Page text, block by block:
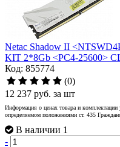
Netac Shadow II
KIT 2*8Gb <PC4-25600>
Код: 855774
(0)
12 237 руб. за шт
Информация о ценах товара и комплектации
определяемом положениями ст. 435
В наличии 1
-